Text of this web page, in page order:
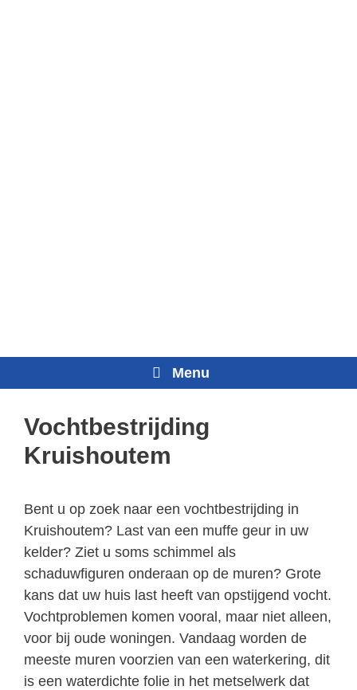
Menu
Vochtbestrijding
Kruishoutem
Bent u op zoek naar een vochtbestrijding in
Kruishoutem? Last van een muffe geur in uw
kelder? Ziet u soms schimmel als
schaduwfiguren onderaan op de muren? Grote
kans dat uw huis last heeft van opstijgend vocht.
Vochtproblemen komen vooral, maar niet alleen,
voor bij oude woningen. Vandaag worden de
meeste muren voorzien van een waterkering, dit
is een waterdichte folie in het metselwerk dat